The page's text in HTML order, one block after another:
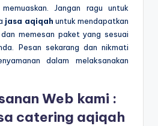
Jangan ragu untuk
jasa aqiqah untuk mendapatkan
memesan paket yang sesuai
Pesan sekarang dan nikmati
dalam melaksanakan
Web kami :
catering aqiqah